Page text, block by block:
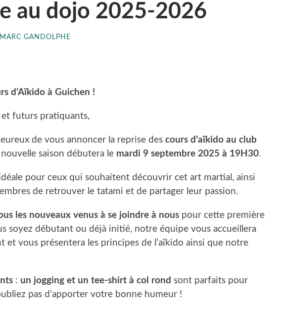
au dojo 2025-2026
MARC GANDOLPHE
d’Aïkido à Guichen !
et futurs pratiquants,
de vous annoncer la reprise des cours d’aïkido au club
nouvelle saison débutera le mardi 9 septembre 2025 à 19H30.
idéale pour ceux qui souhaitent découvrir cet art martial, ainsi
de retrouver le tatami et de partager leur passion.
les nouveaux venus à se joindre à nous pour cette première
soyez débutant ou déjà initié, notre équipe vous accueillera
et vous présentera les principes de l’aïkido ainsi que notre
: un jogging et un tee-shirt à col rond sont parfaits pour
pas d’apporter votre bonne humeur !